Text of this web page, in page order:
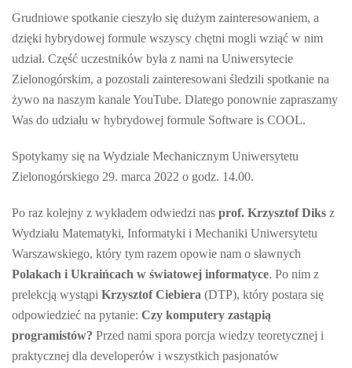
Grudniowe spotkanie cieszyło się dużym zainteresowaniem, a
dzięki hybrydowej formule wszyscy chętni mogli wziąć w nim
udział. Część uczestników była z nami na Uniwersytecie
Zielonogórskim, a pozostali zainteresowani śledzili spotkanie na
żywo na naszym kanale YouTube. Dlatego ponownie zapraszamy
Was do udziału w hybrydowej formule Software is COOL.
Spotykamy się na Wydziale Mechanicznym Uniwersytetu
Zielonogórskiego 29. marca 2022 o godz. 14.00.
Po raz kolejny z wykładem odwiedzi nas prof. Krzysztof Diks z
Wydziału Matematyki, Informatyki i Mechaniki Uniwersytetu
Warszawskiego, który tym razem opowie nam o sławnych
Polakach i Ukraińcach w światowej informatyce. Po nim z
prelekcją wystąpi Krzysztof Ciebiera (DTP), który postara się
odpowiedzieć na pytanie: Czy komputery zastąpią
programistów? Przed nami spora porcja wiedzy teoretycznej i
praktycznej dla developerów i wszystkich pasjonatów